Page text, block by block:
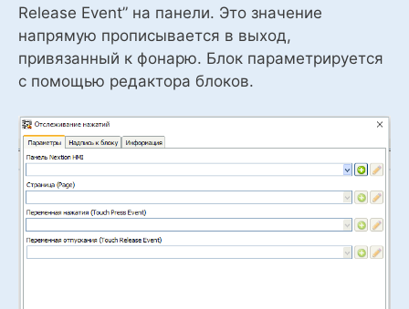
Release Event” на панели. Это значение
напрямую прописывается в выход,
привязанный к фонарю. Блок параметрируется
с помощью редактора блоков.